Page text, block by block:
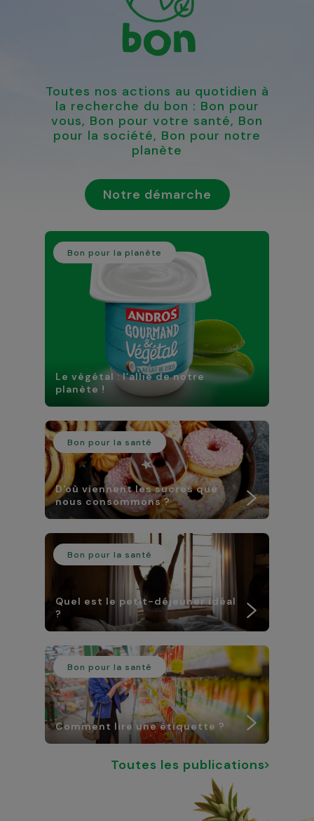
Toutes nos actions au quotidien à
la recherche du bon : Bon pour
vous, Bon pour votre santé, Bon
pour la société, Bon pour notre
planète
Notre démarche
Bon pour la planète
Le végétal : l’allié de notre
planète !
Bon pour la santé
D'où viennent les sucres que
nous consommons ?
Bon pour la santé
Quel est le petit-déjeuner idéal
?
Bon pour la santé
Comment lire une étiquette ?
Toutes les publications